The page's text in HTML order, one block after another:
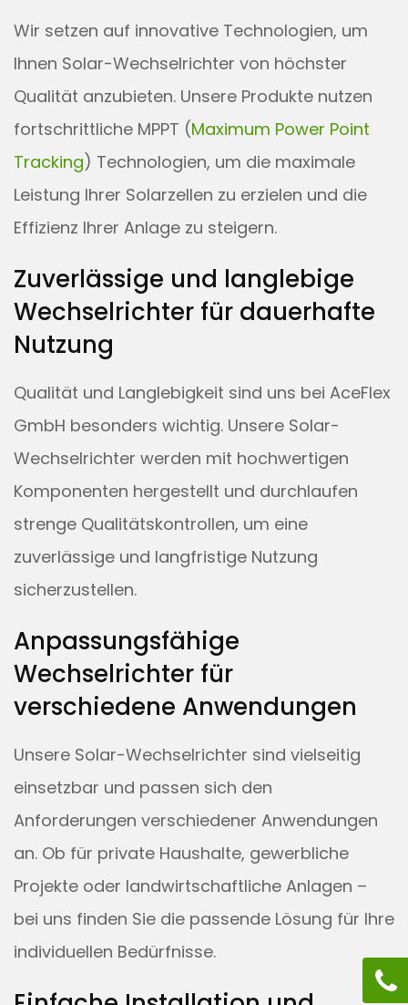
Wir setzen auf innovative Technologien, um
Ihnen Solar-Wechselrichter von höchster
Qualität anzubieten. Unsere Produkte nutzen
fortschrittliche MPPT (Maximum Power Point
Tracking) Technologien, um die maximale
Leistung Ihrer Solarzellen zu erzielen und die
Effizienz Ihrer Anlage zu steigern.
Zuverlässige und langlebige
Wechselrichter für dauerhafte
Nutzung
Qualität und Langlebigkeit sind uns bei AceFlex
GmbH besonders wichtig. Unsere Solar-
Wechselrichter werden mit hochwertigen
Komponenten hergestellt und durchlaufen
strenge Qualitätskontrollen, um eine
zuverlässige und langfristige Nutzung
sicherzustellen.
Anpassungsfähige
Wechselrichter für
verschiedene Anwendungen
Unsere Solar-Wechselrichter sind vielseitig
einsetzbar und passen sich den
Anforderungen verschiedener Anwendungen
an. Ob für private Haushalte, gewerbliche
Projekte oder landwirtschaftliche Anlagen –
bei uns finden Sie die passende Lösung für Ihre
individuellen Bedürfnisse.